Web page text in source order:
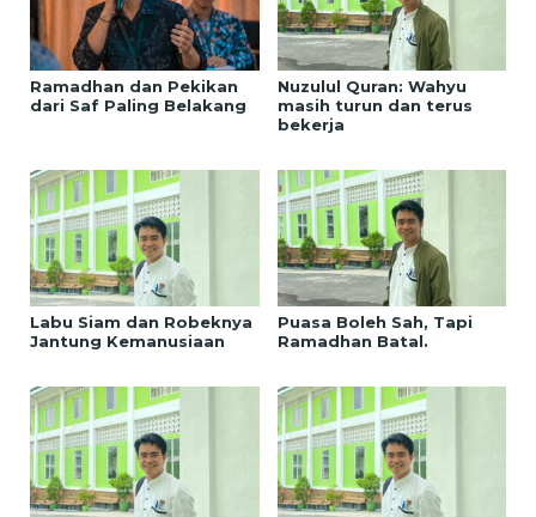
Ramadhan dan Pekikan
dari Saf Paling Belakang
Nuzulul Quran: Wahyu
masih turun dan terus
bekerja
Labu Siam dan Robeknya
Jantung Kemanusiaan
Puasa Boleh Sah, Tapi
Ramadhan Batal.